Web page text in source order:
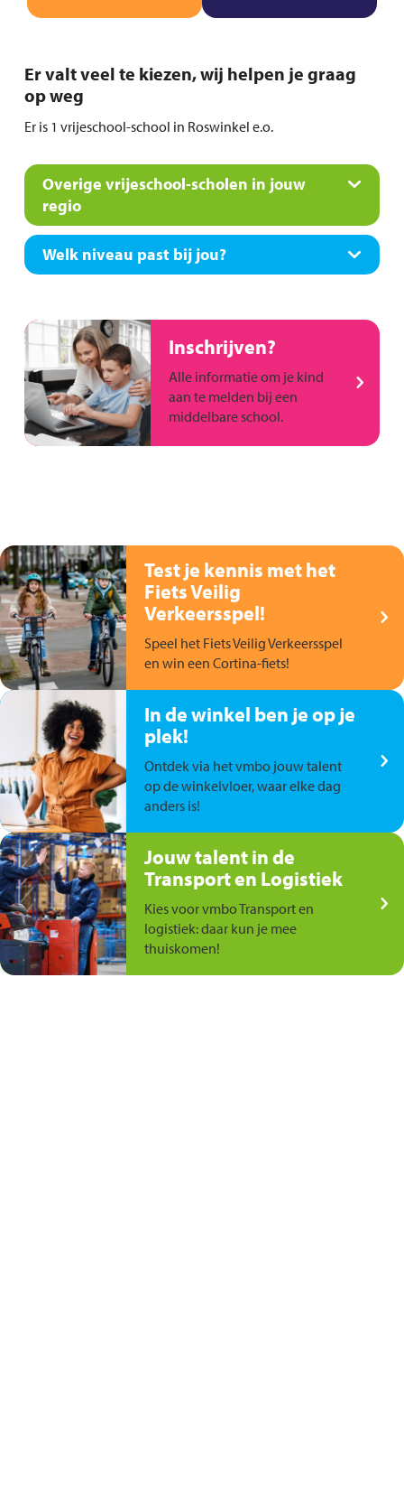
Er valt veel te kiezen, wij helpen je graag
op weg
Er is 1 vrijeschool-school in Roswinkel e.o.
Overige vrijeschool-scholen in jouw
regio
Welk niveau past bij jou?
Inschrijven?
Alle informatie om je kind
aan te melden bij een
middelbare school.
Test je kennis met het
Fiets Veilig
Verkeersspel!
Speel het Fiets Veilig Verkeersspel
en win een Cortina-fiets!
In de winkel ben je op je
plek!
Ontdek via het vmbo jouw talent
op de winkelvloer, waar elke dag
anders is!
Jouw talent in de
Transport en Logistiek
Kies voor vmbo Transport en
logistiek: daar kun je mee
thuiskomen!